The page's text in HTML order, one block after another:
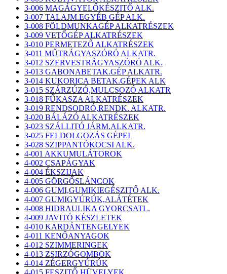
3-006 MAGÁGYELŐKÉSZITŐ ALK.
3-007 TALAJM.EGYÉB GÉP ALK.
3-008 FÖLDMUNKAGÉP ALKATRÉSZEK
3-009 VETŐGÉP ALKATRÉSZEK
3-010 PERMETEZŐ ALKATRÉSZEK
3-011 MŰTRÁGYASZÓRÓ ALKATR.
3-012 SZERVESTRÁGYASZÓRÓ ALK.
3-013 GABONABETAK.GÉP ALKATR.
3-014 KUKORICA BETAK.GÉPEK ALK
3-015 SZÁRZÚZÓ,MULCSOZÓ ALKATR
3-018 FŰKASZA ALKATRÉSZEK
3-019 RENDSODRÓ,RENDK. ALKATR.
3-020 BÁLÁZÓ ALKATRÉSZEK
3-023 SZÁLLITÓ JÁRM.ALKATR.
3-025 FELDOLGOZÁS GÉPEI
3-028 SZIPPANTÓKOCSI ALK.
4-001 AKKUMULÁTOROK
4-002 CSAPÁGYAK
4-004 ÉKSZIJAK
4-005 GÖRGŐSLÁNCOK
4-006 GUMI,GUMIKIEGÉSZITŐ ALK.
4-007 GUMIGYÚRÚK,ALÁTÉTEK
4-008 HIDRAULIKA GYORCSATL.
4-009 JAVITÓ KÉSZLETEK
4-010 KARDÁNTENGELYEK
4-011 KENŐANYAGOK
4-012 SZIMMERINGEK
4-013 ZSIRZÓGOMBOK
4-014 ZÉGERGYÚRÚK
4-015 FESZITŐ HÜVELYEK